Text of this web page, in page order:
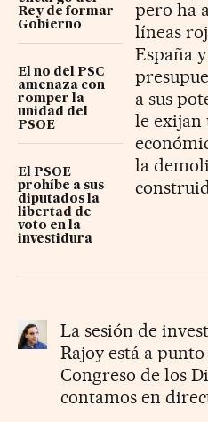
Rey de formar
Gobierno
El no del PSC
amenaza con
romper la
unidad del
PSOE
El PSOE
prohíbe a sus
diputados la
libertad de
voto en la
investidura
pero ha
líneas
España
a sus
le exijan
la
La sesión de
Rajoy está a
Congreso de los
contamos en